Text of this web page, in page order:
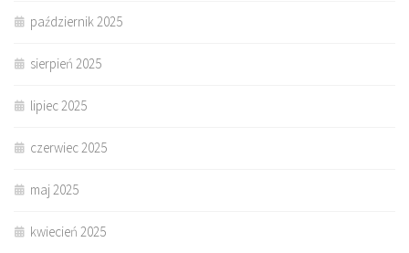
październik 2025
sierpień 2025
lipiec 2025
czerwiec 2025
maj 2025
kwiecień 2025